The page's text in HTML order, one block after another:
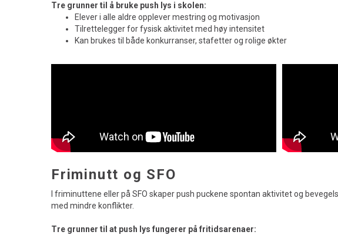
Tre grunner til å bruke push lys i skolen:
Elever i alle aldre opplever mestring og motivasjon
Tilrettelegger for fysisk aktivitet med høy intensitet
Kan brukes til både konkurranser, stafetter og rolige økter
Friminutt og SFO
I friminuttene eller på SFO skaper push puckene spontan aktivitet og
med mindre konflikter.
Tre grunner til at push lys fungerer på fritidsarenaer: